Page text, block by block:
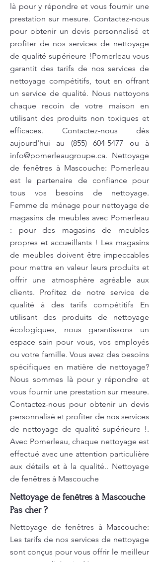
là pour y répondre et vous fournir une
prestation sur mesure. Contactez-nous
pour obtenir un devis personnalisé et
profiter de nos services de nettoyage
de qualité supérieure !Pomerleau vous
garantit des tarifs de nos services de
nettoyage compétitifs, tout en offrant
un service de qualité. Nous nettoyons
chaque recoin de votre maison en
utilisant des produits non toxiques et
efficaces. Contactez-nous dès
aujourd'hui au (855) 604-5477 ou à
info@pomerleaugroupe.ca. Nettoyage
de fenêtres à Mascouche: Pomerleau
est le partenaire de confiance pour
tous vos besoins de nettoyage.
Femme de ménage pour nettoyage de
magasins de meubles avec Pomerleau
: pour des magasins de meubles
propres et accueillants ! Les magasins
de meubles doivent être impeccables
pour mettre en valeur leurs produits et
offrir une atmosphère agréable aux
clients. Profitez de notre service de
qualité à des tarifs compétitifs En
utilisant des produits de nettoyage
écologiques, nous garantissons un
espace sain pour vous, vos employés
ou votre famille. Vous avez des besoins
spécifiques en matière de nettoyage?
Nous sommes là pour y répondre et
vous fournir une prestation sur mesure.
Contactez-nous pour obtenir un devis
personnalisé et profiter de nos services
de nettoyage de qualité supérieure !.
Avec Pomerleau, chaque nettoyage est
effectué avec une attention particulière
aux détails et à la qualité.. Nettoyage
de fenêtres à Mascouche
Nettoyage de fenêtres à Mascouche
Pas cher ?
Nettoyage de fenêtres à Mascouche:
Les tarifs de nos services de nettoyage
sont conçus pour vous offrir le meilleur